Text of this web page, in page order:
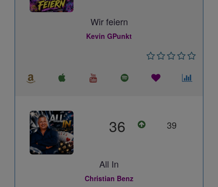
Wir feiern
Kevin GPunkt
36 39
All In
Christian Benz